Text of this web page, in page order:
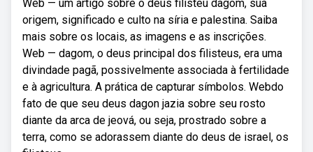
Web — um artigo sobre o deus filisteu dagom, sua
origem, significado e culto na síria e palestina. Saiba
mais sobre os locais, as imagens e as inscrições.
Web — dagom, o deus principal dos filisteus, era uma
divindade pagã, possivelmente associada à fertilidade
e à agricultura. A prática de capturar símbolos. Webdo
fato de que seu deus dagon jazia sobre seu rosto
diante da arca de jeová, ou seja, prostrado sobre a
terra, como se adorassem diante do deus de israel, os